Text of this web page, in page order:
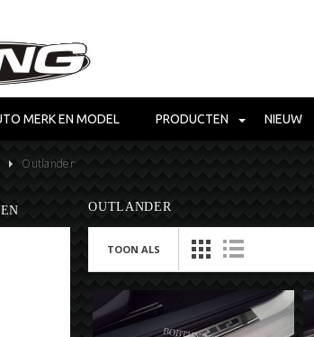
MERK EN MODEL PRODUCTEN NIEUW
Outlander
OUTLANDER
TOON ALS